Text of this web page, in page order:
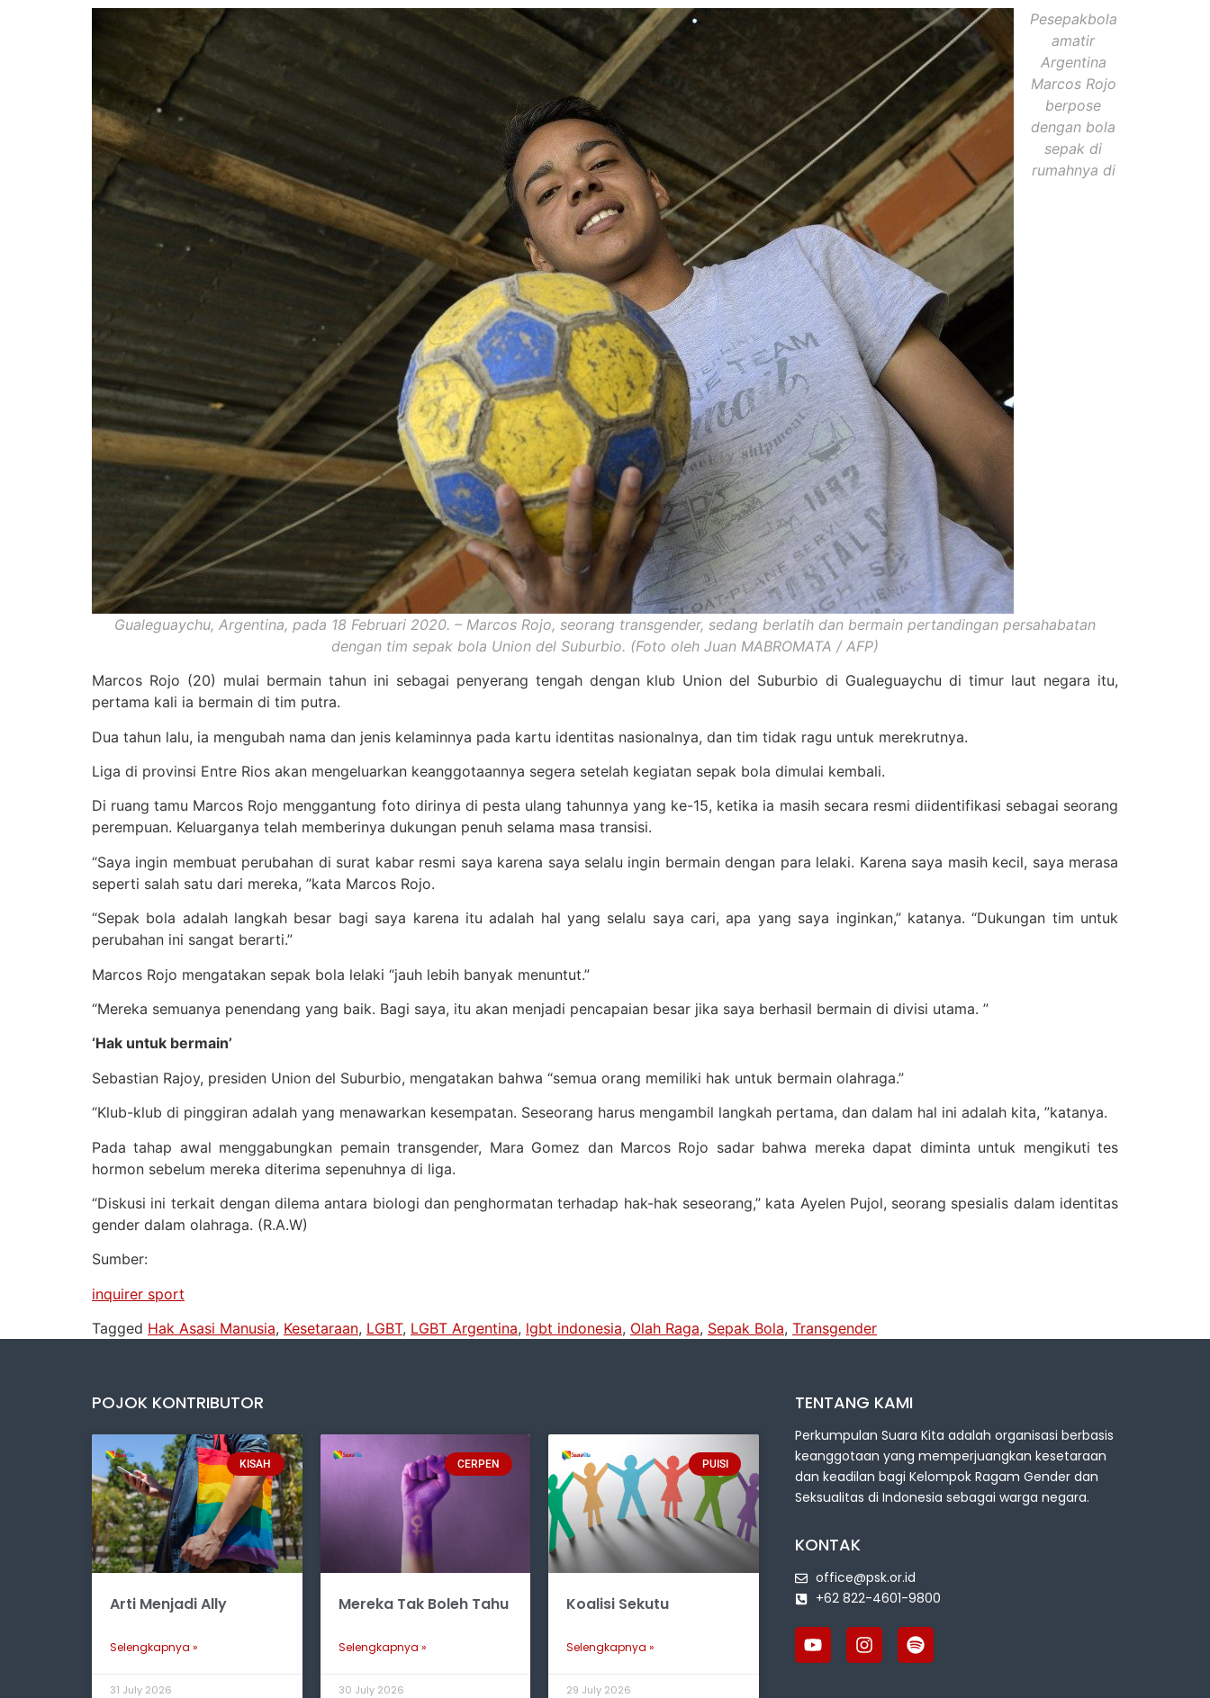
Pesepakbola
amatir
Argentina
Marcos Rojo
berpose
dengan bola
sepak di
rumahnya di
Gualeguaychu, Argentina, pada 18 Februari 2020. – Marcos Rojo, seorang transgender, sedang berlatih dan bermain pertandingan persahabatan
dengan tim sepak bola Union del Suburbio. (Foto oleh Juan MABROMATA / AFP)
Marcos Rojo (20) mulai bermain tahun ini sebagai penyerang tengah dengan klub Union del Suburbio di Gualeguaychu di timur laut negara itu,
pertama kali ia bermain di tim putra.
Dua tahun lalu, ia mengubah nama dan jenis kelaminnya pada kartu identitas nasionalnya, dan tim tidak ragu untuk merekrutnya.
Liga di provinsi Entre Rios akan mengeluarkan keanggotaannya segera setelah kegiatan sepak bola dimulai kembali.
Di ruang tamu Marcos Rojo menggantung foto dirinya di pesta ulang tahunnya yang ke-15, ketika ia masih secara resmi diidentifikasi sebagai seorang
perempuan. Keluarganya telah memberinya dukungan penuh selama masa transisi.
“Saya ingin membuat perubahan di surat kabar resmi saya karena saya selalu ingin bermain dengan para lelaki. Karena saya masih kecil, saya merasa
seperti salah satu dari mereka, ”kata Marcos Rojo.
“Sepak bola adalah langkah besar bagi saya karena itu adalah hal yang selalu saya cari, apa yang saya inginkan,” katanya. “Dukungan tim untuk
perubahan ini sangat berarti.”
Marcos Rojo mengatakan sepak bola lelaki “jauh lebih banyak menuntut.”
“Mereka semuanya penendang yang baik. Bagi saya, itu akan menjadi pencapaian besar jika saya berhasil bermain di divisi utama. ”
‘Hak untuk bermain’
Sebastian Rajoy, presiden Union del Suburbio, mengatakan bahwa “semua orang memiliki hak untuk bermain olahraga.”
“Klub-klub di pinggiran adalah yang menawarkan kesempatan. Seseorang harus mengambil langkah pertama, dan dalam hal ini adalah kita, ”katanya.
Pada tahap awal menggabungkan pemain transgender, Mara Gomez dan Marcos Rojo sadar bahwa mereka dapat diminta untuk mengikuti tes
hormon sebelum mereka diterima sepenuhnya di liga.
“Diskusi ini terkait dengan dilema antara biologi dan penghormatan terhadap hak-hak seseorang,” kata Ayelen Pujol, seorang spesialis dalam identitas
gender dalam olahraga. (R.A.W)
Sumber:
inquirer sport
Tagged Hak Asasi Manusia, Kesetaraan, LGBT, LGBT Argentina, lgbt indonesia, Olah Raga, Sepak Bola, Transgender
POJOK KONTRIBUTOR
KISAH
Arti Menjadi Ally
Selengkapnya »
31 July 2026
CERPEN
Mereka Tak Boleh Tahu
Selengkapnya »
30 July 2026
PUISI
Koalisi Sekutu
Selengkapnya »
29 July 2026
TENTANG KAMI
Perkumpulan Suara Kita adalah organisasi berbasis
keanggotaan yang memperjuangkan kesetaraan
dan keadilan bagi Kelompok Ragam Gender dan
Seksualitas di Indonesia sebagai warga negara.
KONTAK
office@psk.or.id
+62 822-4601-9800